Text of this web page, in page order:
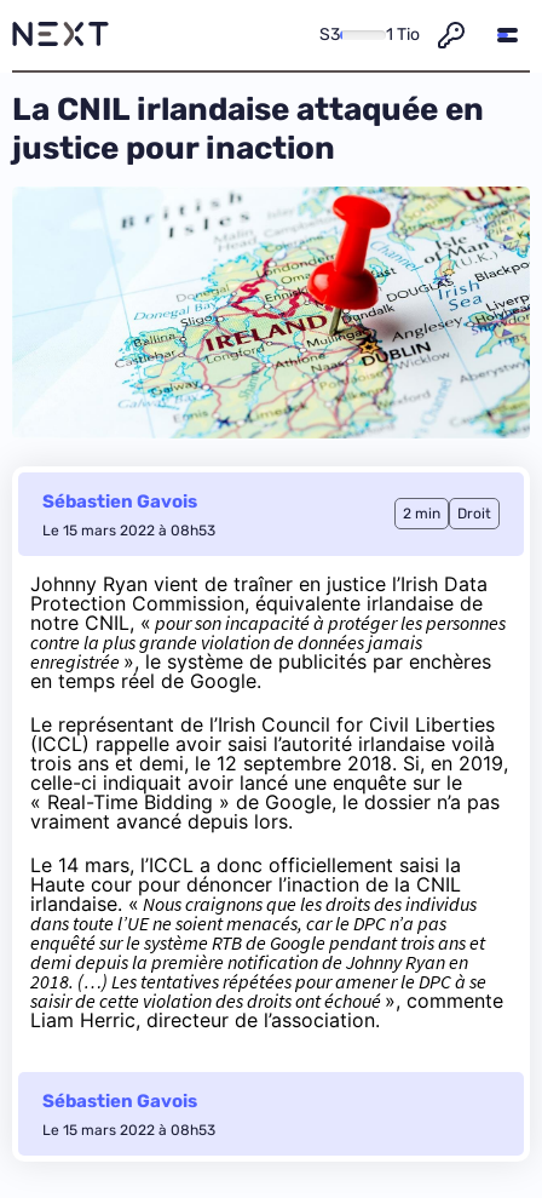
S3 1 Tio
La CNIL irlandaise attaquée en
justice pour inaction
Sébastien Gavois
Le 15 mars 2022 à 08h53
2 min Droit
Johnny Ryan vient de traîner en justice l’Irish Data
Protection Commission, équivalente irlandaise de
notre CNIL, « pour son incapacité à protéger les personnes
contre la plus grande violation de données jamais
enregistrée », le système de publicités par enchères
en temps réel de Google.
Le représentant de l’Irish Council for Civil Liberties
(ICCL) rappelle avoir saisi l’autorité irlandaise voilà
trois ans et demi, le 12 septembre 2018. Si, en 2019,
celle-ci indiquait avoir lancé une enquête sur le
« Real-Time Bidding » de Google, le dossier n’a pas
vraiment avancé depuis lors.
Le 14 mars, l’ICCL a donc officiellement saisi la
Haute cour pour dénoncer l’inaction de la CNIL
irlandaise. «Nous craignons que les droits des individus
dans toute l’UE ne soient menacés, car le DPC n’a pas
enquêté sur le système RTB de Google pendant trois ans et
demi depuis la première notification de Johnny Ryan en
2018. (…) Les tentatives répétées pour amener le DPC à se
saisir de cette violation des droits ont échoué », commente
Liam Herric, directeur de l’association.
Sébastien Gavois
Le 15 mars 2022 à 08h53